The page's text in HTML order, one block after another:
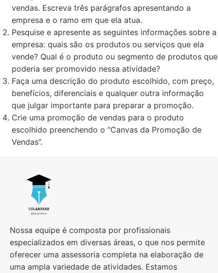
vendas. Escreva três parágrafos apresentando a
empresa e o ramo em que ela atua.
Pesquise e apresente as seguintes informações sobre a
empresa: quais são os produtos ou serviços que ela
vende? Qual é o produto ou segmento de produtos que
poderia ser promovido nessa atividade?
Faça uma descrição do produto escolhido, com preço,
benefícios, diferenciais e qualquer outra informação
que julgar importante para preparar a promoção.
Crie uma promoção de vendas para o produto
escolhido preenchendo o “Canvas da Promoção de
Vendas”.
Nossa equipe é composta por profissionais
especializados em diversas áreas, o que nos permite
oferecer uma assessoria completa na elaboração de
uma ampla variedade de atividades. Estamos